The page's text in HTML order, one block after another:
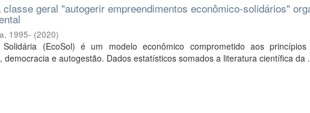
geral "autogerir empreendimentos econômico-solidários"
1995- (2020)
(EcoSol) é um modelo econômico comprometido aos
democracia e autogestão. Dados estatísticos somados a literatura científica da